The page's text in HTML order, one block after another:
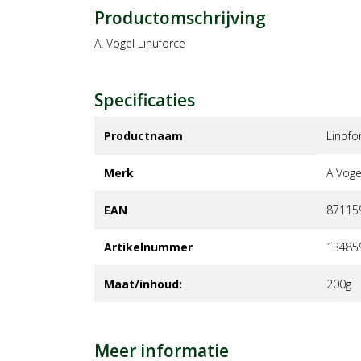
Productomschrijving
A. Vogel Linuforce
Specificaties
Productnaam
Merk a
EAN
Artikelnummer
Maat/inhoud: 200g
Meer informatie